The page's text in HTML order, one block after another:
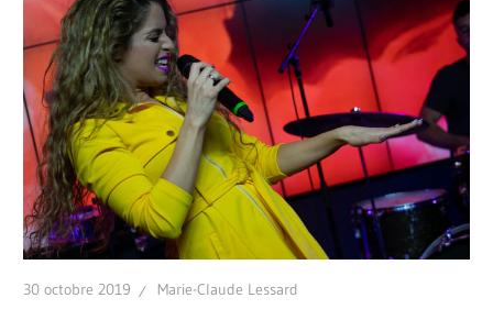
30 octobre 2019 Marie-Claude Lessard